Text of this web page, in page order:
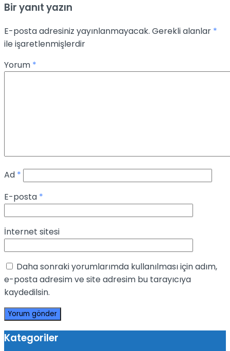
Bir yanıt yazın
E-posta adresiniz yayınlanmayacak. Gerekli alanlar *
ile işaretlenmişlerdir
Yorum *
Ad *
E-posta *
İnternet sitesi
Daha sonraki yorumlarımda kullanılması için adım,
e-posta adresim ve site adresim bu tarayıcıya
kaydedilsin.
Kategoriler